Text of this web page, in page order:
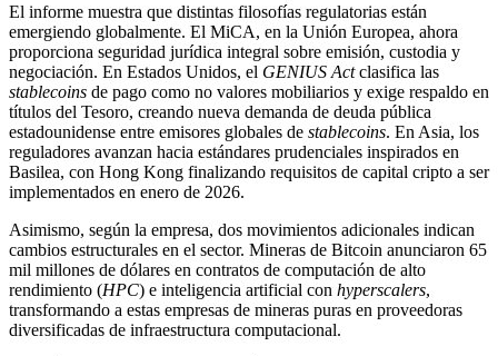
El informe muestra que distintas filosofías regulatorias están
emergiendo globalmente. El MiCA, en la Unión Europea, ahora
proporciona seguridad jurídica integral sobre emisión, custodia y
negociación. En Estados Unidos, el GENIUS Actclasifica las
stablecoins de pago como no valores mobiliarios y exige respaldo en
títulos del Tesoro, creando nueva demanda de deuda pública
estadounidense entre emisores globales de stablecoins. En Asia, los
reguladores avanzan hacia estándares prudenciales inspirados en
Basilea, con Hong Kong finalizando requisitos de capital cripto a ser
implementados en enero de 2026.
Asimismo, según la empresa, dos movimientos adicionales indican
cambios estructurales en el sector. Mineras de Bitcoin anunciaron 65
mil millones de dólares en contratos de computación de alto
rendimiento (HPC) e inteligencia artificial con hyperscalers,
transformando a estas empresas de mineras puras en proveedoras
diversificadas de infraestructura computacional.